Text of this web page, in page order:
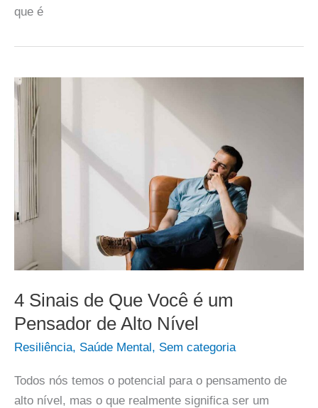
que é
4 Sinais de Que Você é um
Pensador de Alto Nível
Resiliência, Saúde Mental, Sem categoria
Todos nós temos o potencial para o pensamento de
alto nível, mas o que realmente significa ser um